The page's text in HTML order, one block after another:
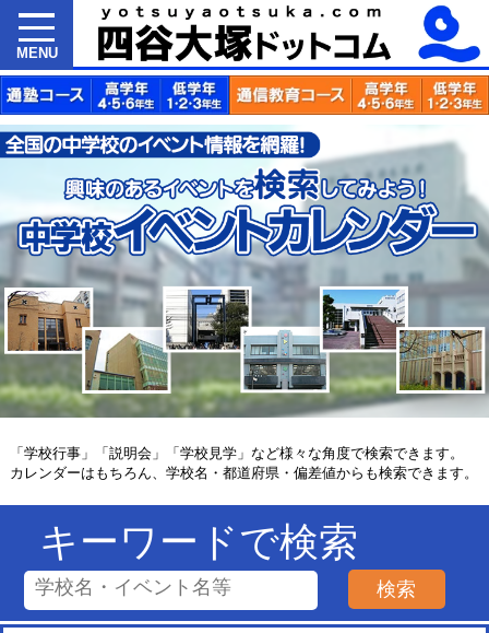
MENU
「学校行事」「説明会」「学校見学」など様々な角度で検索できます。
カレンダーはもちろん、学校名・都道府県・偏差値からも検索できます。
キーワードで検索